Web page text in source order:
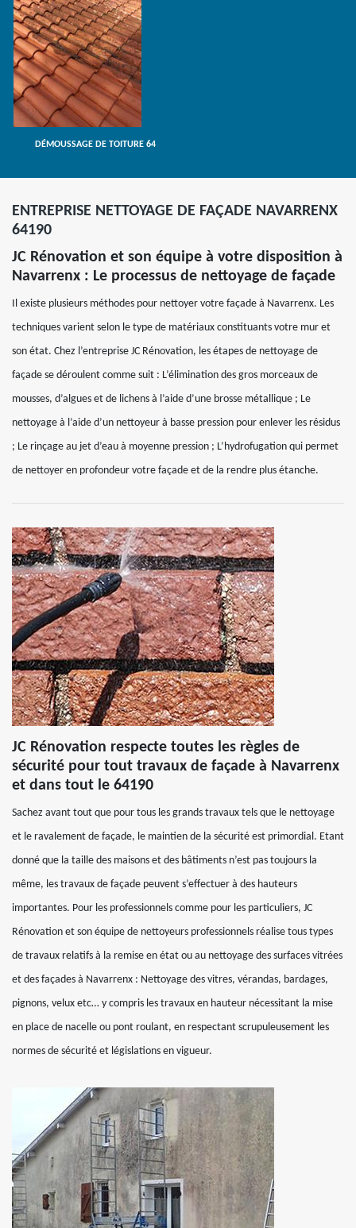
DÉMOUSSAGE DE TOITURE 64
ENTREPRISE NETTOYAGE DE FAÇADE NAVARRENX
64190
JC Rénovation et son équipe à votre disposition à
Navarrenx : Le processus de nettoyage de façade
Il existe plusieurs méthodes pour nettoyer votre façade à Navarrenx. Les
techniques varient selon le type de matériaux constituants votre mur et
son état. Chez l’entreprise JC Rénovation, les étapes de nettoyage de
façade se déroulent comme suit : L’élimination des gros morceaux de
mousses, d’algues et de lichens à l’aide d’une brosse métallique ; Le
nettoyage à l’aide d’un nettoyeur à basse pression pour enlever les résidus
; Le rinçage au jet d’eau à moyenne pression ; L’hydrofugation qui permet
de nettoyer en profondeur votre façade et de la rendre plus étanche.
JC Rénovation respecte toutes les règles de
sécurité pour tout travaux de façade à Navarrenx
et dans tout le 64190
Sachez avant tout que pour tous les grands travaux tels que le nettoyage
et le ravalement de façade, le maintien de la sécurité est primordial. Etant
donné que la taille des maisons et des bâtiments n’est pas toujours la
même, les travaux de façade peuvent s’effectuer à des hauteurs
importantes. Pour les professionnels comme pour les particuliers, JC
Rénovation et son équipe de nettoyeurs professionnels réalise tous types
de travaux relatifs à la remise en état ou au nettoyage des surfaces vitrées
et des façades à Navarrenx : Nettoyage des vitres, vérandas, bardages,
pignons, velux etc… y compris les travaux en hauteur nécessitant la mise
en place de nacelle ou pont roulant, en respectant scrupuleusement les
normes de sécurité et législations en vigueur.